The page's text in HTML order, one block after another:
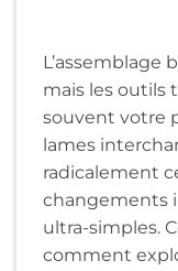
L’assemblage
mais les outils
souvent votre
lames
radicalement
changements
ultra-simples.
comment